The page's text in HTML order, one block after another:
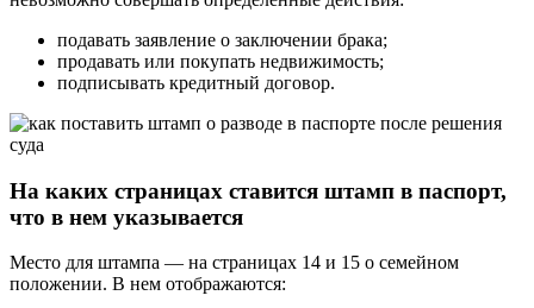
подавать заявление о заключении брака;
продавать или покупать недвижимость;
подписывать кредитный договор.
На каких страницах ставится штамп в паспорт,
что в нем указывается
Место для штампа — на страницах 14 и 15 о семейном
положении. В нем отображаются: